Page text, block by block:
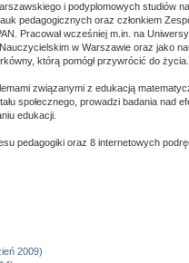
i podyplomowych studiów
pedagogicznych oraz członkiem
Pracował wcześniej m.in. na
w Warszawie oraz jako
którą pomógł przywrócić do życia.
związanymi z edukacją
społecznego, prowadzi badania nad
edukacji.
pedagogiki oraz 8 internetowych
2009)